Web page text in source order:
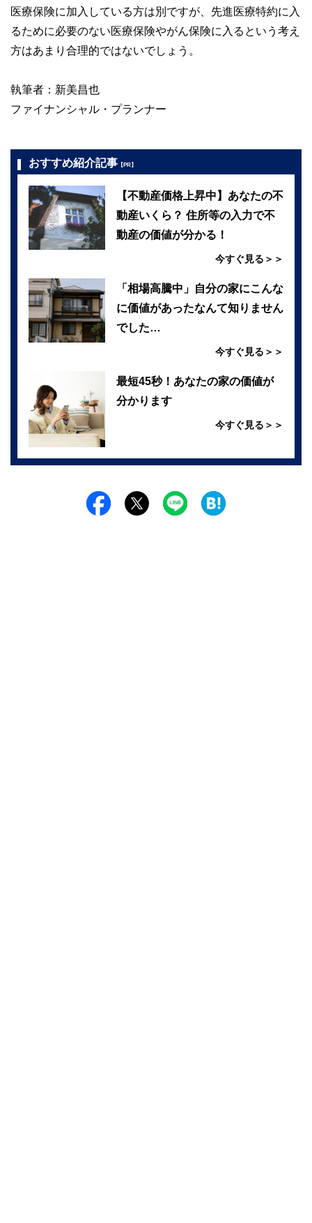
医療保険に加入している方は別ですが、先進医療特約に入
るために必要のない医療保険やがん保険に入るという考え
方はあまり合理的ではないでしょう。
執筆者：新美昌也
ファイナンシャル・プランナー
おすすめ紹介記事 【PR】
【不動産価格上昇中】あなたの不
動産いくら？ 住所等の入力で不
動産の価値が分かる！
今すぐ見る＞＞
「相場高騰中」自分の家にこんな
に価値があったなんて知りません
でした…
今すぐ見る＞＞
最短45秒！あなたの家の価値が
分かります
今すぐ見る＞＞